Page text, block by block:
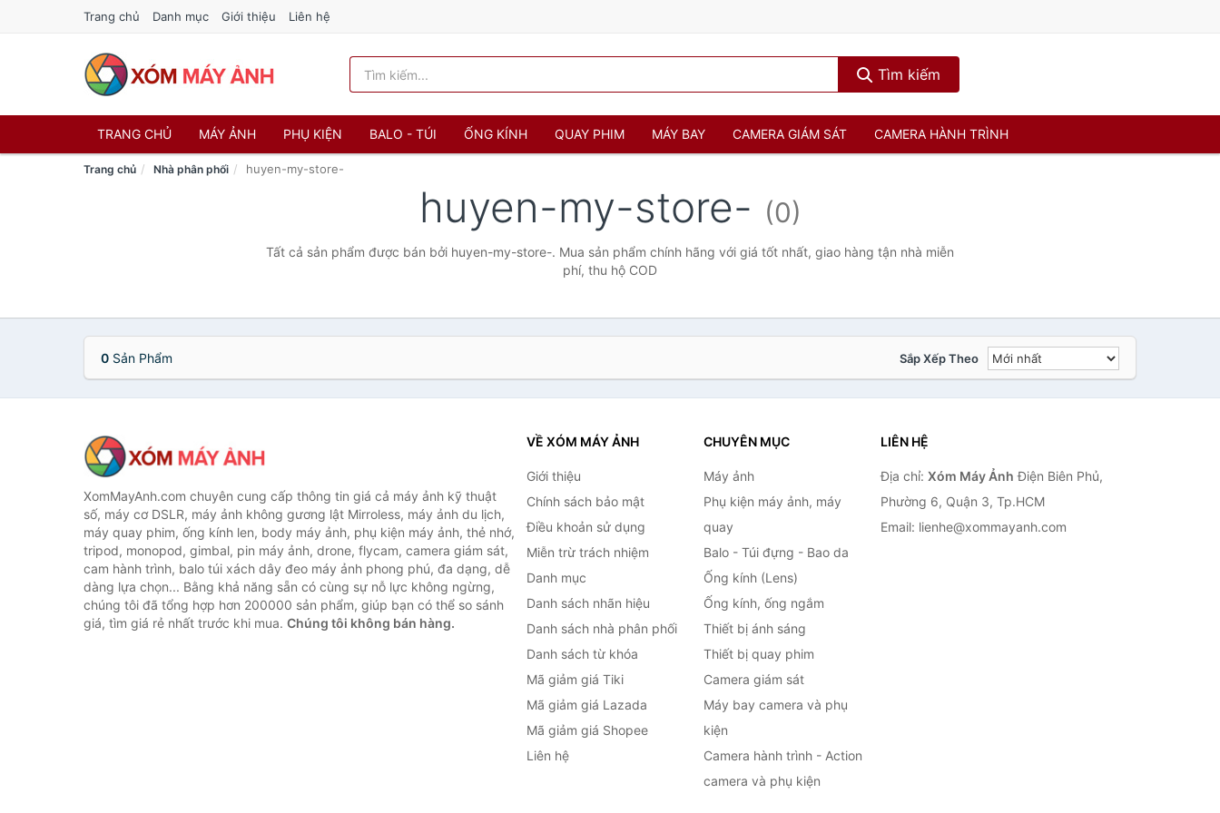
Trang chủ Danh mục Giới thiệu Liên hệ
Tìm kiếm
TRANG CHỦ MÁY ẢNH PHỤ KIỆN BALO - TÚI ỐNG KÍNH QUAY PHIM MÁY BAY CAMERA GIÁM SÁT CAMERA HÀNH TRÌNH
Trang chủ Nhà phân phối huyen-my-store-
huyen-my-store- (0)
Tất cả sản phẩm được bán bởi huyen-my-store-. Mua sản phẩm chính hãng với giá tốt nhất, giao hàng tận nhà miễn
phí, thu hộ COD
0 Sản Phẩm Sắp Xếp Theo
XomMayAnh.com chuyên cung cấp thông tin giá cả máy ảnh kỹ thuật
số, máy cơ DSLR, máy ảnh không gương lật Mirroless, máy ảnh du lịch,
máy quay phim, ống kính len, body máy ảnh, phụ kiện máy ảnh, thẻ nhớ,
tripod, monopod, gimbal, pin máy ảnh, drone, flycam, camera giám sát,
cam hành trình, balo túi xách dây đeo máy ảnh phong phú, đa dạng, dễ
dàng lựa chọn... Bằng khả năng sẵn có cùng sự nỗ lực không ngừng,
chúng tôi đã tổng hợp hơn 200000 sản phẩm, giúp bạn có thể so sánh
giá, tìm giá rẻ nhất trước khi mua. Chúng tôi không bán hàng.
VỀ XÓM MÁY ẢNH
Giới thiệu
Chính sách bảo mật
Điều khoản sử dụng
Miễn trừ trách nhiệm
Danh mục
Danh sách nhãn hiệu
Danh sách nhà phân phối
Danh sách từ khóa
Mã giảm giá Tiki
Mã giảm giá Lazada
Mã giảm giá Shopee
Liên hệ
CHUYÊN MỤC
Máy ảnh
Phụ kiện máy ảnh, máy
quay
Balo - Túi đựng - Bao da
Ống kính (Lens)
Ống kính, ống ngắm
Thiết bị ánh sáng
Thiết bị quay phim
Camera giám sát
Máy bay camera và phụ
kiện
Camera hành trình - Action
camera và phụ kiện
LIÊN HỆ
Địa chỉ: Xóm Máy Ảnh Điện Biên Phủ,
Phường 6, Quận 3, Tp.HCM
Email: lienhe@xommayanh.com